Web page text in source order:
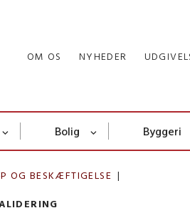
OM OS NYHEDER
Bolig Byggeri
OG BESKÆFTIGELSE